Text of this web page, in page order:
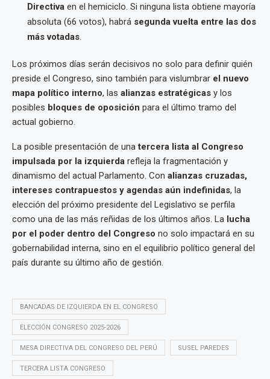
Directiva en el hemiciclo. Si ninguna lista obtiene mayoría
absoluta (66 votos), habrá segunda vuelta entre las dos
más votadas.
Los próximos días serán decisivos no solo para definir quién
preside el Congreso, sino también para vislumbrar el nuevo
mapa político interno, las alianzas estratégicas y los
posibles bloques de oposición para el último tramo del
actual gobierno.
La posible presentación de unatercera lista al Congreso
impulsada por la izquierda refleja la fragmentación y
dinamismo del actual Parlamento. Con alianzas cruzadas,
intereses contrapuestos y agendas aún indefinidas, la
elección del próximo presidente del Legislativo se perfila
como una de las más reñidas de los últimos años. La lucha
por el poder dentro del Congreso no solo impactará en su
gobernabilidad interna, sino en el equilibrio político general del
país durante su último año de gestión.
BANCADAS DE IZQUIERDA EN EL CONGRESO
ELECCIÓN CONGRESO 2025-2026
MESA DIRECTIVA DEL CONGRESO DEL PERÚ SUSEL PAREDES
TERCERA LISTA CONGRESO